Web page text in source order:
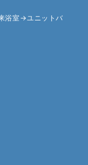
浴室→ユニットバ